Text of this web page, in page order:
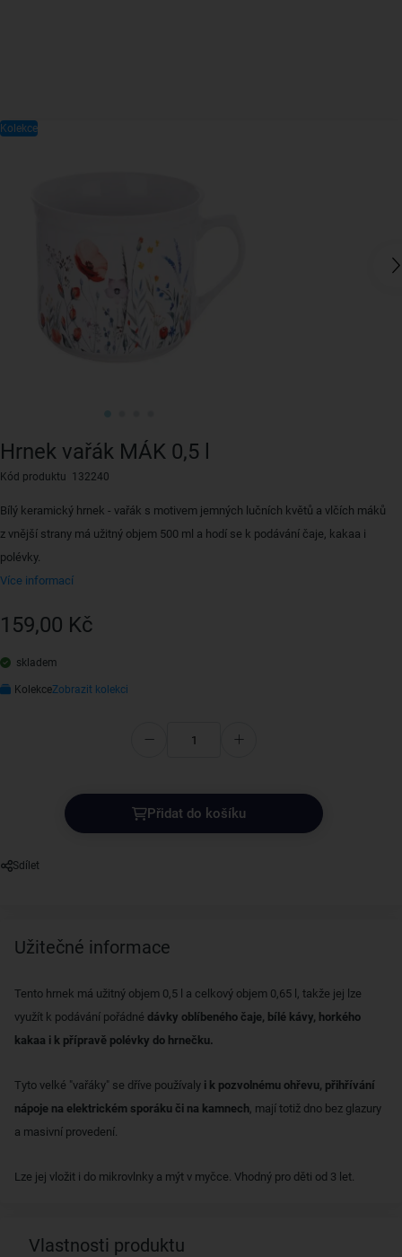
Hrnek vařák MÁK 0,5 l
Kód produktu 132240
Bílý keramický hrnek - vařák s motivem jemných lučních květů a vlčích máků
z vnější strany má užitný objem 500 ml a hodí se k podávání čaje, kakaa i
polévky.
Více informací
159,00 Kč
skladem
KolekceZobrazit kolekci
Přidat do košíku
Sdílet
Kolekce
Užitečné informace
Tento hrnek má užitný objem 0,5 l a celkový objem 0,65 l, takže jej lze
využít k podávání pořádné dávky oblíbeného čaje, bílé kávy, horkého
kakaa i k přípravě polévky do hrnečku.
Tyto velké "vařáky" se dříve používaly i k pozvolnému ohřevu, přihřívání
nápoje na elektrickém sporáku či na kamnech, mají totiž dno bez glazury
a masivní provedení.
Lze jej vložit i do mikrovlnky a mýt v myčce. Vhodný pro děti od 3 let.
Vlastnosti produktu